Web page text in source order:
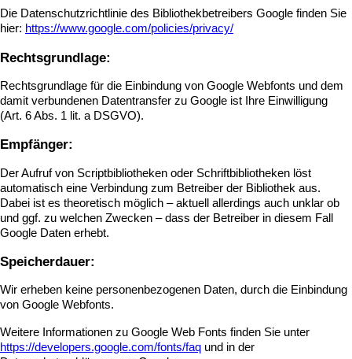
Die Datenschutzrichtlinie des Bibliothekbetreibers Google finden Sie
hier: https://www.google.com/policies/privacy/
Rechtsgrundlage:
Rechtsgrundlage für die Einbindung von Google Webfonts und dem
damit verbundenen Datentransfer zu Google ist Ihre Einwilligung
(Art. 6 Abs. 1 lit. a DSGVO).
Empfänger:
Der Aufruf von Scriptbibliotheken oder Schriftbibliotheken löst
automatisch eine Verbindung zum Betreiber der Bibliothek aus.
Dabei ist es theoretisch möglich – aktuell allerdings auch unklar ob
und ggf. zu welchen Zwecken – dass der Betreiber in diesem Fall
Google Daten erhebt.
Speicherdauer:
Wir erheben keine personenbezogenen Daten, durch die Einbindung
von Google Webfonts.
Weitere Informationen zu Google Web Fonts finden Sie unter
https://developers.google.com/fonts/faq und in der